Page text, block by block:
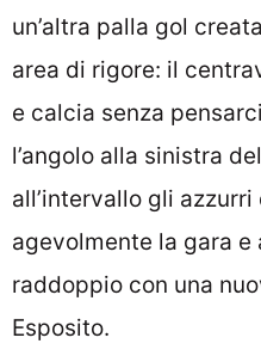
un’altra palla gol
area di rigore: il
e calcia senza
l’angolo alla sinistra
all’intervallo gli
agevolmente la gara e
raddoppio con una
Esposito.